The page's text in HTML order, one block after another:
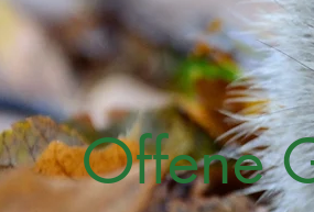
Offene